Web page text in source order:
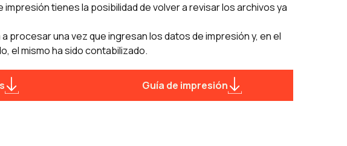
impresión tienes la posibilidad de volver a revisar los archivos ya
procesar una vez que ingresan los datos de impresión y, en el
el mismo ha sido contabilizado.
Guía de impresión